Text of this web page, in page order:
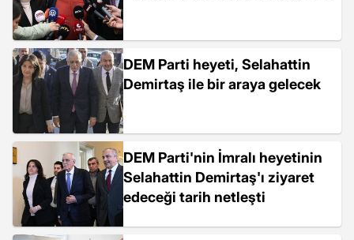
DEM Parti heyeti, Selahattin
Demirtaş ile bir araya gelecek
DEM Parti'nin İmralı heyetinin
Selahattin Demirtaş'ı ziyaret
edeceği tarih netleşti